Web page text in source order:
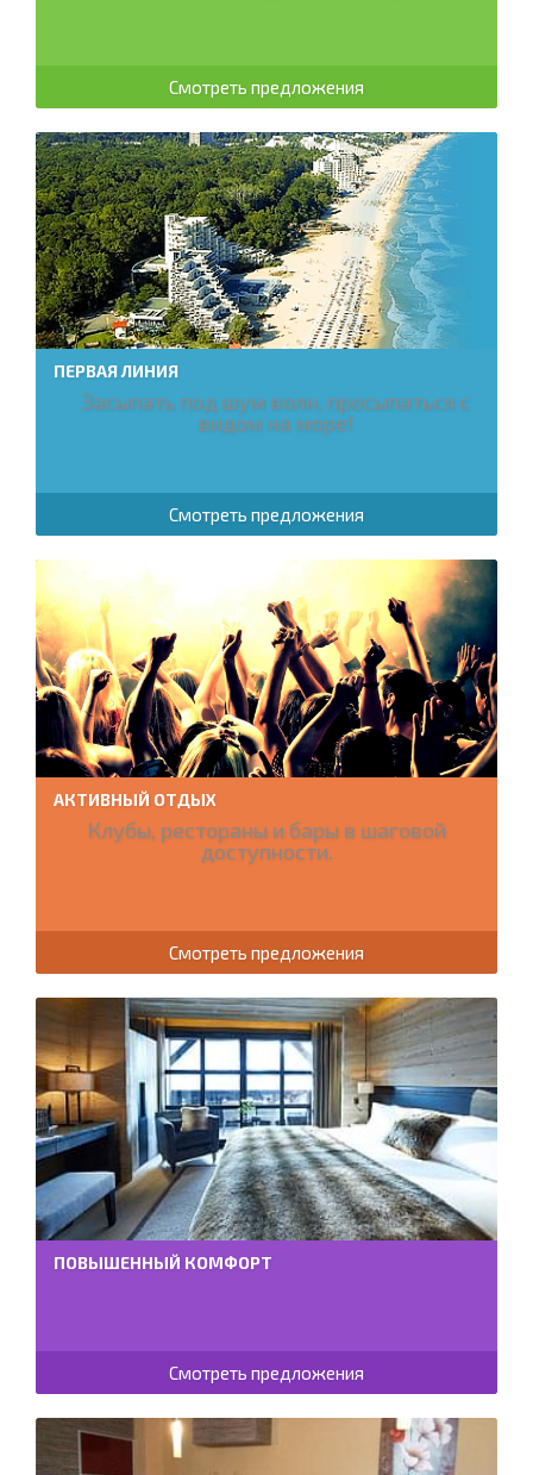
Смотреть предложения
ПЕРВАЯ ЛИНИЯ
Засыпать под шум волн, просыпаться с
видом на море!
Смотреть предложения
АКТИВНЫЙ ОТДЫХ
Клубы, рестораны и бары в шаговой
доступности.
Смотреть предложения
ПОВЫШЕННЫЙ КОМФОРТ
Смотреть предложения